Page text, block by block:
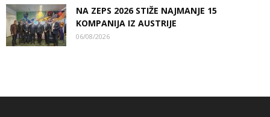
NA ZEPS 2026 STIŽE NAJMANJE 15
KOMPANIJA IZ AUSTRIJE
06/08/2026